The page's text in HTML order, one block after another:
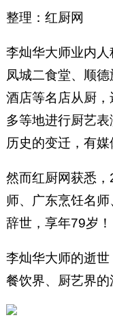
整理：红厨网
李灿华大师业内人
凤城二食堂、顺
酒店等名店从厨
多等地进行厨艺
历史的变迁，有媒
然而红厨网获悉
师、广东烹饪名
辞世，享年79岁！
李灿华大师的逝
餐饮界、厨艺界的